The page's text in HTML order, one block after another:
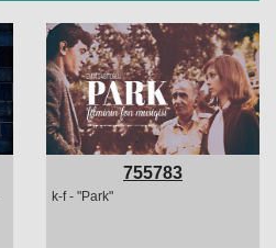
755783
k-f - "Park"